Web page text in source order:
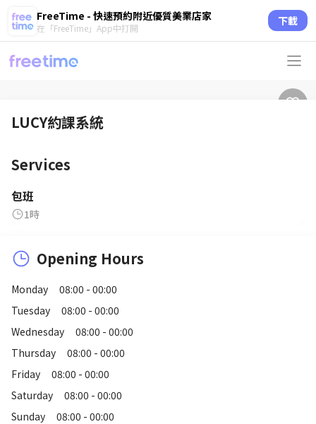
FreeTime - 快速預約附近優質美業店家
在「FreeTime」App中打開 下載
LUCY約課系統
Services
包班
1時
Opening Hours
Monday
08:00 - 00:00
Tuesday
08:00 - 00:00
Wednesday
08:00 - 00:00
Thursday
08:00 - 00:00
Friday
08:00 - 00:00
Saturday
08:00 - 00:00
Sunday
08:00 - 00:00